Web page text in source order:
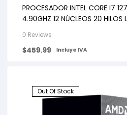
PROCESADOR INTEL CORE I7
4.90GHZ 12 NÚCLEOS 20 HILOS
0 Reviews
$459.99 Incluye IVA
Out Of Stock